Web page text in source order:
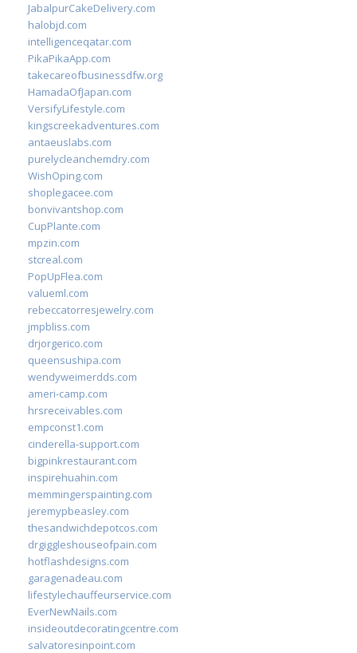
JabalpurCakeDelivery.com
halobjd.com
intelligenceqatar.com
PikaPikaApp.com
takecareofbusinessdfw.org
HamadaOfJapan.com
VersifyLifestyle.com
kingscreekadventures.com
antaeuslabs.com
purelycleanchemdry.com
WishOping.com
shoplegacee.com
bonvivantshop.com
CupPlante.com
mpzin.com
stcreal.com
PopUpFlea.com
valueml.com
rebeccatorresjewelry.com
jmpbliss.com
drjorgerico.com
queensushipa.com
wendyweimerdds.com
ameri-camp.com
hrsreceivables.com
empconst1.com
cinderella-support.com
bigpinkrestaurant.com
inspirehuahin.com
memmingerspainting.com
jeremypbeasley.com
thesandwichdepotcos.com
drgiggleshouseofpain.com
hotflashdesigns.com
garagenadeau.com
lifestylechauffeurservice.com
EverNewNails.com
insideoutdecoratingcentre.com
salvatoresinpoint.com